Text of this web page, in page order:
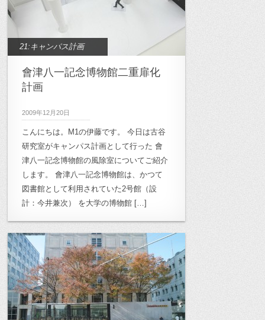
21:キャンパス計画
會津八一記念博物館二重扉化
計画
2009年12月20日
こんにちは。M1の伊藤です。 今日は古谷
研究室がキャンパス計画として行った 會
津八一記念博物館の風除室についてご紹介
します。 會津八一記念博物館は、かつて
図書館として利用されていた2号館（設
計：今井兼次） を大学の博物館 […]